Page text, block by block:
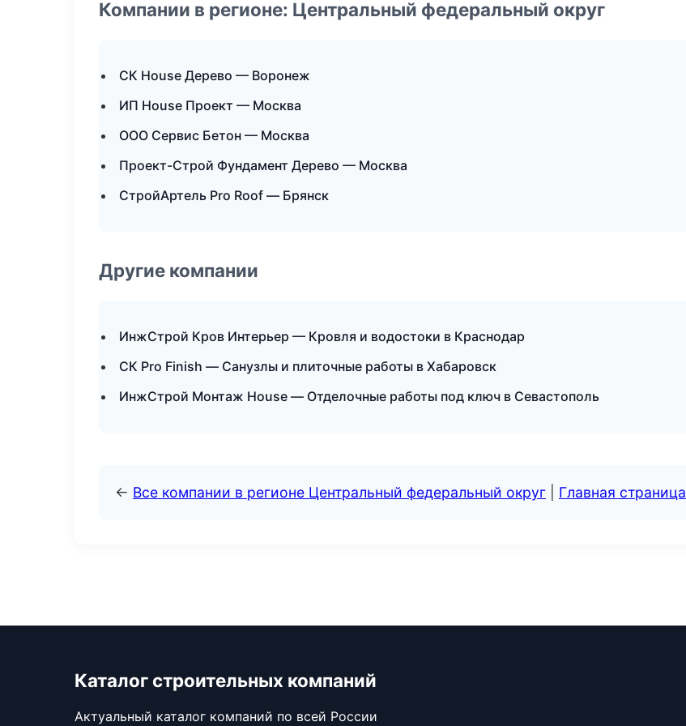
Компании в регионе: Центральный федеральный округ
СК House Дерево — Воронеж
ИП House Проект — Москва
ООО Сервис Бетон — Москва
Проект-Строй Фундамент Дерево — Москва
СтройАртель Pro Roof — Брянск
Другие компании
ИнжСтрой Кров Интерьер — Кровля и водостоки в Краснодар
СК Pro Finish — Санузлы и плиточные работы в Хабаровск
ИнжСтрой Монтаж House — Отделочные работы под ключ в Севастополь
← Все компании в регионе Центральный федеральный округ Главная страница
Каталог строительных компаний
Актуальный каталог компаний по всей России